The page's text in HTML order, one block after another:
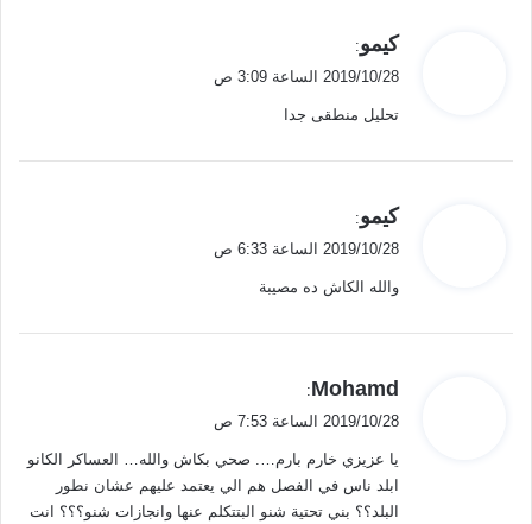
ي
ل
كيمو:
2019/10/28 الساعة 3:09 ص
تحليل منطقى جدا
ي
ل
كيمو:
2019/10/28 الساعة 6:33 ص
والله الكاش ده مصيبة
ي
ل
Mohamd
:
2019/10/28 الساعة 7:53 ص
يا عزيزي خارم بارم…. صحي بكاش والله… العساكر الكانو
ابلد ناس في الفصل هم الي يعتمد عليهم عشان نطور
البلد؟؟ بني تحتية شنو البتتكلم عنها وانجازات شنو؟؟؟ انت